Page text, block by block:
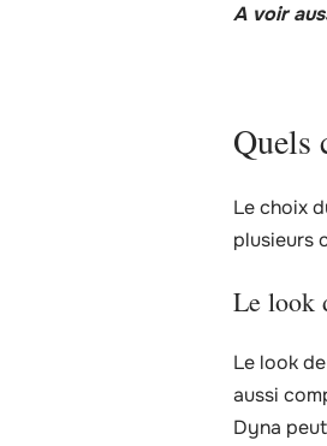
A voir
Quels
Le choix
plusieurs
Le look
Le look
aussi
Dyna